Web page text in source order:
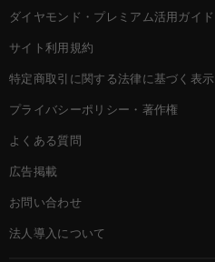
ダイヤモンド・プレミアム活用ガイド
サイト利用規約
特定商取引に関する法律に基づく表示
プライバシーポリシー・著作権
よくある質問
広告掲載
お問い合わせ
法人導入について